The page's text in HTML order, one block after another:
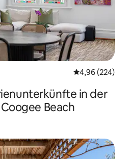
4,96 (224)
in der
Beach